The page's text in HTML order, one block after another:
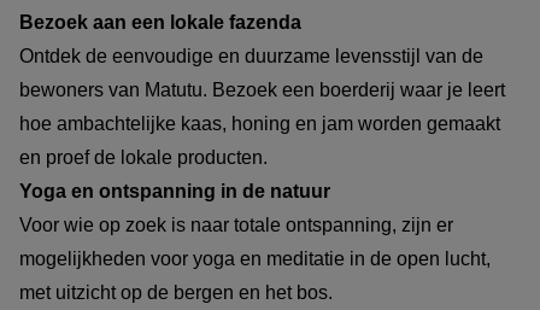
Bezoek aan een lokale fazenda
Ontdek de eenvoudige en duurzame levensstijl van de
bewoners van Matutu. Bezoek een boerderij waar je leert
hoe ambachtelijke kaas, honing en jam worden gemaakt
en proef de lokale producten.
Yoga en ontspanning in de natuur
Voor wie op zoek is naar totale ontspanning, zijn er
mogelijkheden voor yoga en meditatie in de open lucht,
met uitzicht op de bergen en het bos.